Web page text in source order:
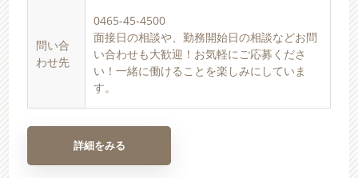
問い合
わせ先
0465-45-4500
面接日の相談や、勤務開始日の相談などお問
い合わせも大歓迎！お気軽にご応募くださ
い！一緒に働けることを楽しみにしていま
す。
詳細をみる